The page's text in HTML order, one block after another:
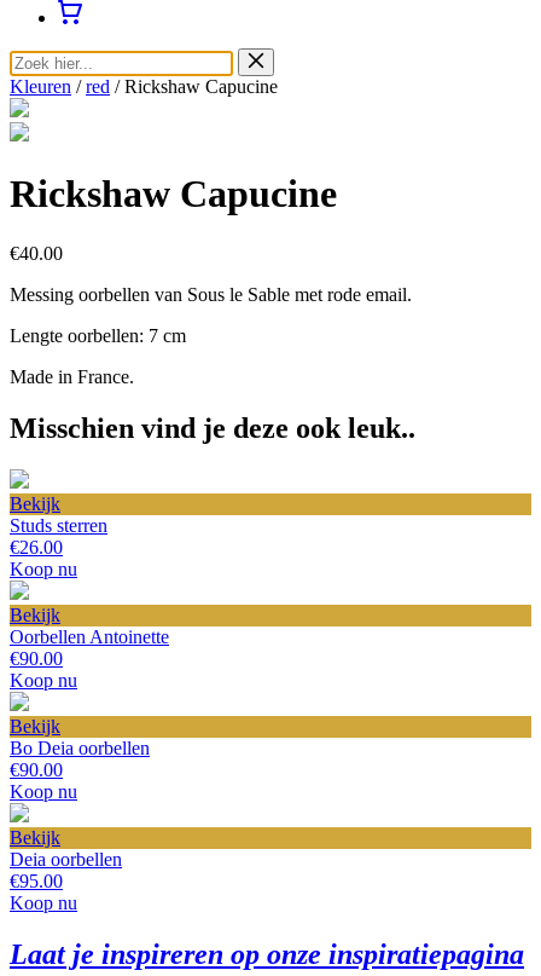
Kleuren /red / Rickshaw Capucine
Rickshaw Capucine
€40.00
Messing oorbellen van Sous le Sable met rode email.
Lengte oorbellen: 7 cm
Made in France.
Misschien vind je deze ook leuk..
Bekijk
Studs sterren
€26.00
Koop nu
Bekijk
Oorbellen Antoinette
€90.00
Koop nu
Bekijk
Bo Deia oorbellen
€90.00
Koop nu
Bekijk
Deia oorbellen
€95.00
Koop nu
Laat je inspireren op onze inspiratiepagina